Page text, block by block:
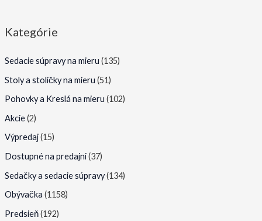
á
l
e
n
a
l
Kategórie
Sedacie súpravy na mieru (135)
Stoly a stoličky na mieru (51)
Pohovky a Kreslá na mieru (102)
Akcie(2)
Výpredaj(15)
Dostupné na predajni(37)
Sedačky a sedacie súpravy(134)
Obývačka (1158)
Predsieň(192)